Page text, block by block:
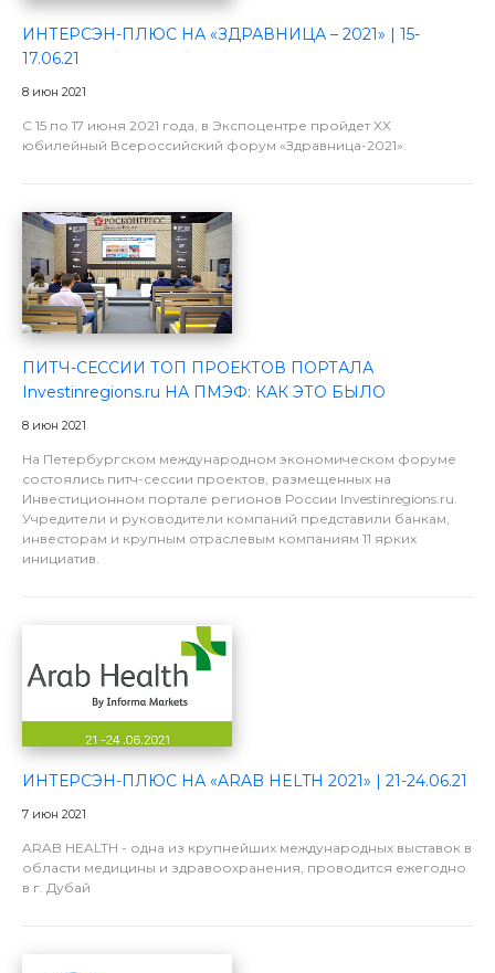
ИНТЕРСЭН-ПЛЮС НА «ЗДРАВНИЦА – 2021» | 15-
17.06.21
8 июн 2021
C 15 по 17 июня 2021 года, в Экспоцентре пройдет XX
юбилейный Всероссийский форум «Здравница-2021».
ПИТЧ-СЕССИИ ТОП ПРОЕКТОВ ПОРТАЛА
Investinregions.ru НА ПМЭФ: КАК ЭТО БЫЛО
8 июн 2021
На Петербургском международном экономическом форуме
состоялись питч-сессии проектов, размещенных на
Инвестиционном портале регионов России Investinregions.ru.
Учредители и руководители компаний представили банкам,
инвесторам и крупным отраслевым компаниям 11 ярких
инициатив.
ИНТЕРСЭН-ПЛЮС НА «ARAB HELTH 2021» | 21-24.06.21
7 июн 2021
ARAB HEALTH - одна из крупнейших международных выставок в
области медицины и здравоохранения, проводится ежегодно
в г. Дубай